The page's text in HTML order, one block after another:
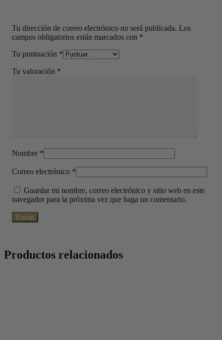
Tu dirección de correo electrónico no será publicada. Los
campos obligatorios están marcados con *
Tu puntuación *
Tu valoración *
Nombre *
Correo electrónico *
Guardar mi nombre, correo electrónico y sitio web en este
navegador para la próxima vez que haga un comentario.
Productos relacionados